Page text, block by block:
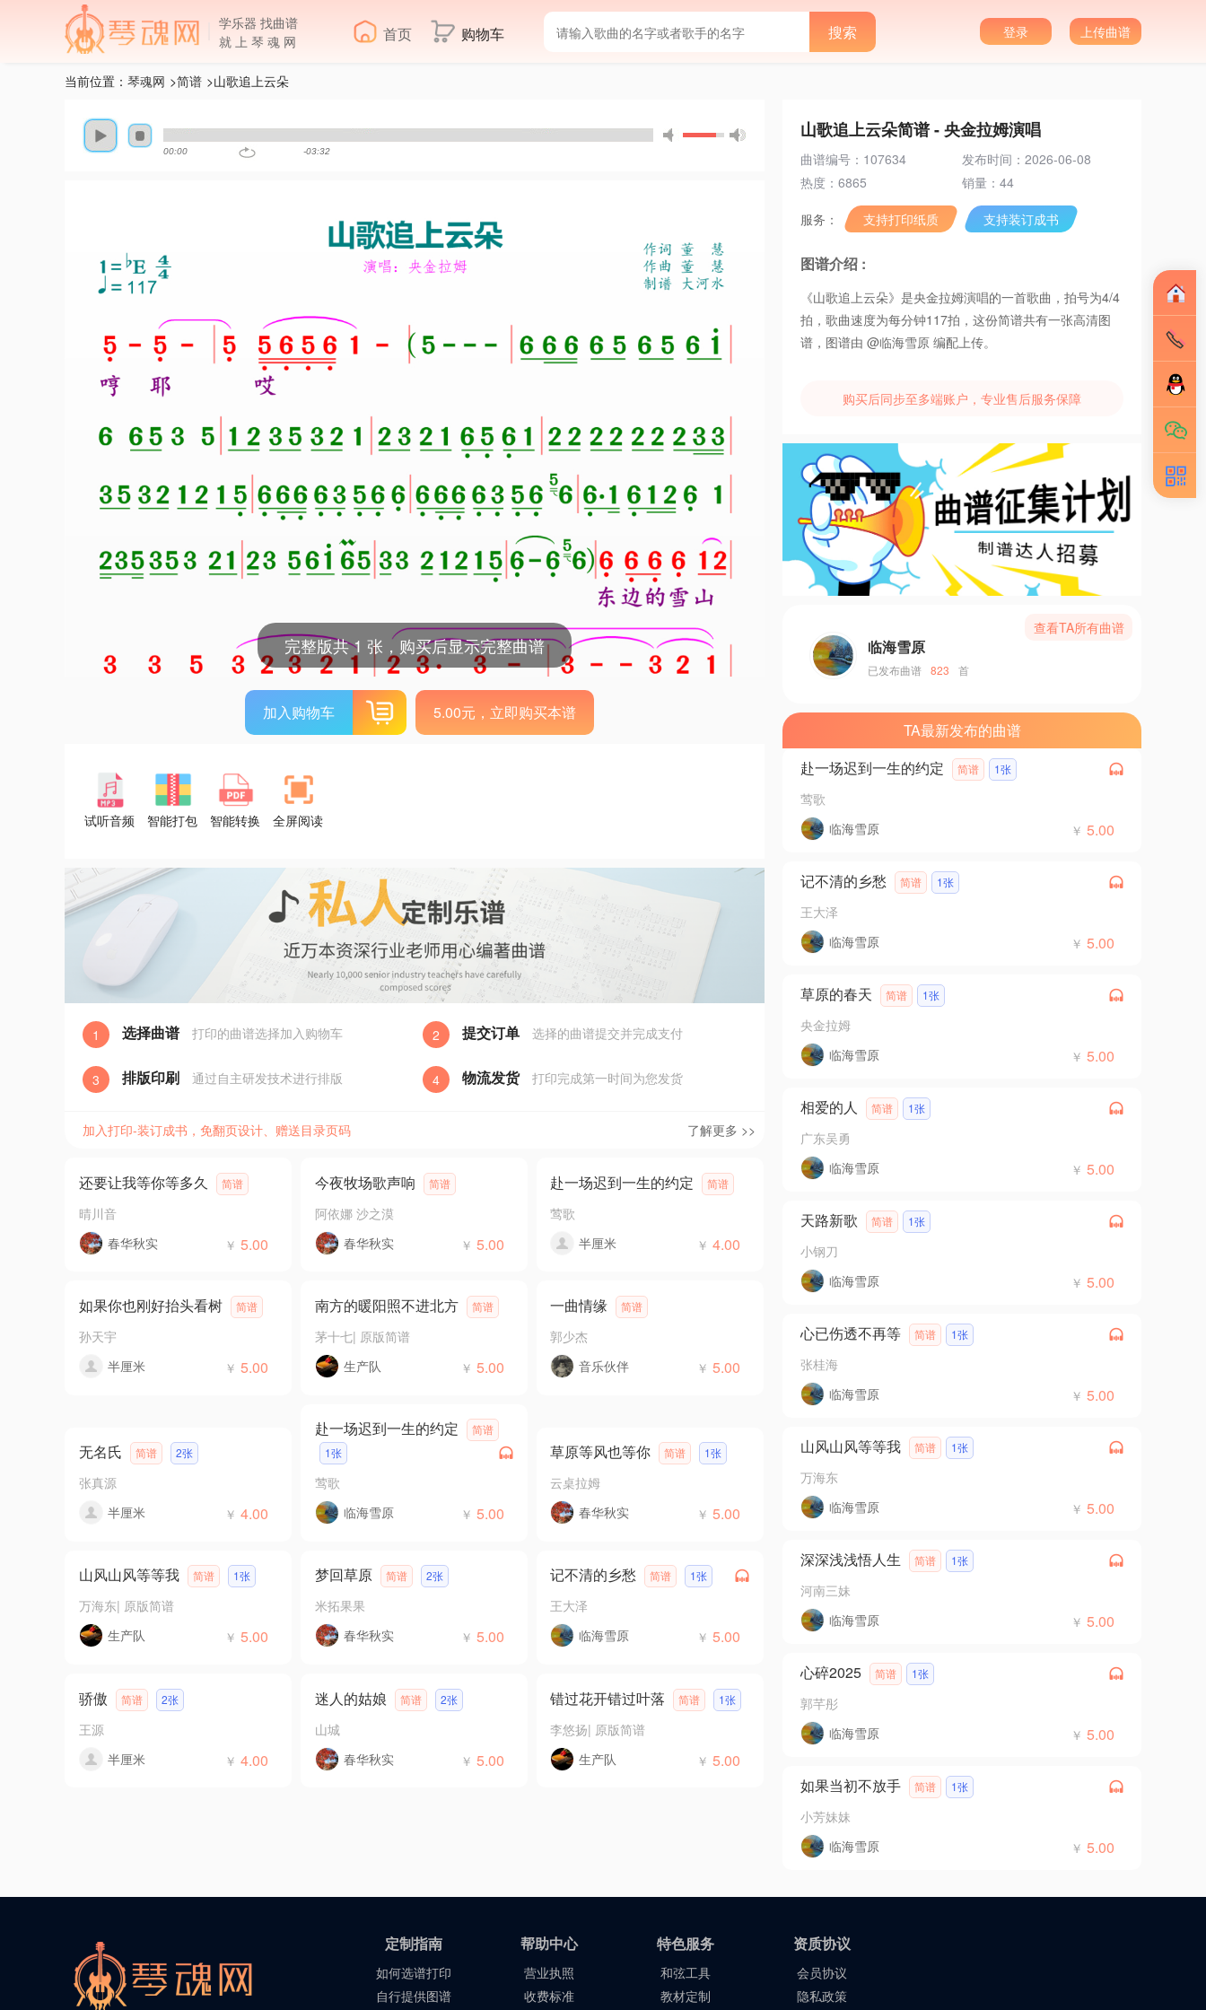
学乐器 找曲谱
就 上 琴 魂 网
首页 购物车 上传曲谱
登录
当前位置： 琴魂网 >简谱 >山歌追上云朵
00:00 -03:32
完整版共 1 张，购买后显示完整曲谱
加入购物车 5.00元，立即购买本谱
试听音频 智能打包 智能转换 全屏阅读
1 选择曲谱 打印的曲谱选择加入购物车 2 提交订单 选择的曲谱提交并完成支付
3 排版印刷 通过自主研发技术进行排版 4 物流发货 打印完成第一时间为您发货
加入打印-装订成书，免翻页设计、赠送目录页码 了解更多 >>
还要让我等你等多久 简谱
晴川音
春华秋实
￥5.00
今夜牧场歌声响 简谱
阿依娜 沙之漠
春华秋实
￥5.00
赴一场迟到一生的约定 简谱
莺歌
半厘米
￥ 4.00
如果你也刚好抬头看树 简谱
孙天宇
半厘米
￥5.00
南方的暖阳照不进北方 简谱
茅十七| 原版简谱
生产队
￥5.00
一曲情缘 简谱
郭少杰
音乐伙伴
￥ 5.00
无名氏 简谱 2张
张真源
半厘米
￥4.00
赴一场迟到一生的约定
简谱
1张
莺歌
临海雪原
￥5.00
草原等风也等你 简谱 1张
云桌拉姆
春华秋实
￥ 5.00
山风山风等等我 简谱 1张
万海东| 原版简谱
生产队
￥5.00
梦回草原 简谱 2张
米拓果果
春华秋实
￥5.00
记不清的乡愁 简谱 1张
王大泽
临海雪原
￥ 5.00
骄傲 简谱 2张
王源
半厘米
￥4.00
迷人的姑娘 简谱 2张
山城
春华秋实
￥5.00
错过花开错过叶落 简谱 1张
李悠扬| 原版简谱
生产队
￥ 5.00
山歌追上云朵简谱 - 央金拉姆演唱
曲谱编号：107634
发布时间：2026-06-08
热度：6865
销量：44
服务： 支持打印纸质 支持装订成书
图谱介绍 :
《山歌追上云朵》是央金拉姆演唱的一首歌曲，拍号为4/4
拍，歌曲速度为每分钟117拍，这份简谱共有一张高清图
谱，图谱由 @临海雪原 编配上传。
购买后同步至多端账户，专业售后服务保障
临海雪原
查看TA所有曲谱
已发布曲谱 823 首
TA最新发布的曲谱
赴一场迟到一生的约定
简谱 1张
莺歌
临海雪原
￥ 5.00
记不清的乡愁 简谱 1张
王大泽
临海雪原
￥ 5.00
草原的春天 简谱 1张
央金拉姆
临海雪原
￥ 5.00
相爱的人 简谱 1张
广东吴勇
临海雪原
￥ 5.00
天路新歌 简谱 1张
小钢刀
临海雪原
￥ 5.00
心已伤透不再等 简谱 1张
张桂海
临海雪原
￥ 5.00
山风山风等等我 简谱 1张
万海东
临海雪原
￥ 5.00
深深浅浅悟人生 简谱 1张
河南三妹
临海雪原
￥ 5.00
心碎2025 简谱 1张
郭芊彤
临海雪原
￥ 5.00
如果当初不放手 简谱 1张
小芳妹妹
临海雪原
￥ 5.00
定制指南
如何选谱打印
自行提供图谱
帮助中心
营业执照
收费标准
特色服务
和弦工具
教材定制
资质协议
会员协议
隐私政策